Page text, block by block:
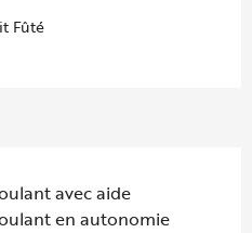
Fûté
avec aide
en autonomie